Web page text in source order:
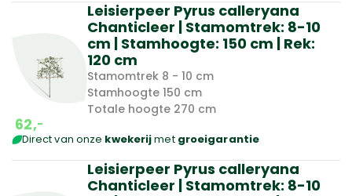
Leisierpeer Pyrus calleryana
Chanticleer | Stamomtrek: 8-10
cm | Stamhoogte: 150 cm | Rek:
120 cm
Stamomtrek 8 - 10 cm
Stamhoogte 150 cm
Totale hoogte 270 cm
62,-
Direct van onze kwekerijmet groeigarantie
Leisierpeer Pyrus calleryana
Chanticleer | Stamomtrek: 8-10